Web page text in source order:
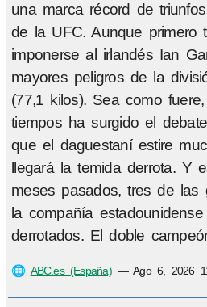
una marca récord de
de la UFC. Aunque primero
imponerse al irlandés Ian
mayores peligros de la
(77,1 kilos). Sea como
tiempos ha surgido el
que el daguestaní estire
llegará la temida derrota. Y
meses pasados, tres de las
la compañía
derrotados. El doble
🌐 ABC.es (España)—Ago 6, 2026